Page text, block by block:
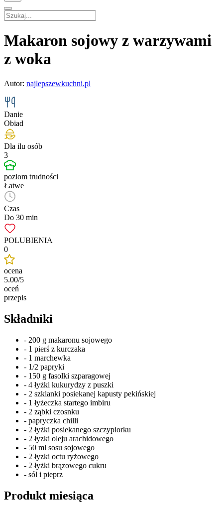
Makaron sojowy z warzywami
z woka
Autor: najlepszewkuchni.pl
Danie
Obiad
Dla ilu osób
3
poziom trudności
Łatwe
Czas
Do 30 min
POLUBIENIA
0
ocena
5.00/5
oceń
przepis
Składniki
- 200 g makaronu sojowego
- 1 pierś z kurczaka
- 1 marchewka
- 1/2 papryki
- 150 g fasolki szparagowej
- 4 łyżki kukurydzy z puszki
- 2 szklanki posiekanej kapusty pekińskiej
- 1 łyżeczka startego imbiru
- 2 ząbki czosnku
- papryczka chilli
- 2 łyżki posiekanego szczypiorku
- 2 łyzki oleju arachidowego
- 50 ml sosu sojowego
- 2 łyzki octu ryżowego
- 2 łyżki brązowego cukru
- sól i pieprz
Produkt miesiąca